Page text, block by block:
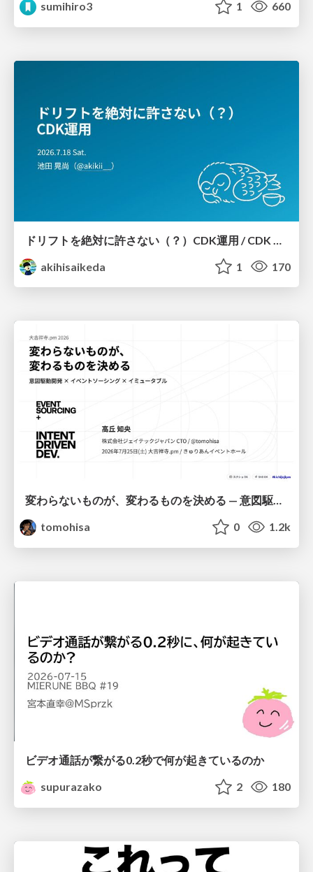
sumihiro3
1 660
akihisaikeda
1 170
変わらないものが、変わるものを決める — 意図駆動開発 × イベントソーシング × イミュータブル | What Doesn't Change Decides What Can — IDD × Event Sourcing × Immutability
tomohisa
0 1.2k
ビデオ通話が繋がる0.2秒で何が起きているのか
supurazako
2 180